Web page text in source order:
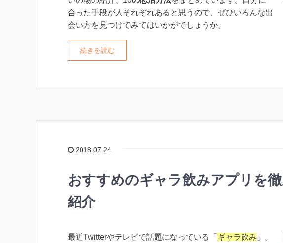
合った手段が人それぞれあると思うので、ぜひいろんな出
会い方を見つけてみてはいかがでしょうか。
続きを読む
2018.07.24
おすすめのギャラ飲みアプリを
紹介
最近Twitterやテレビで話題になっている「 ギャラ飲み 」。